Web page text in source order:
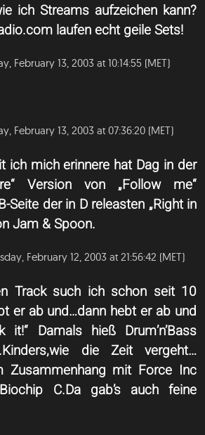
ich Streams aufzeichen kann?
laufen echt geile Sets!
February 13, 2003 at 10:14:55 (MET)
February 13, 2003 at 07:36:20 (MET)
ich mich erinnere hat Dag in der
Version von „Follow me“
Seite der in D releasten „Right in
Jam & Spoon.
February 12, 2003 at 21:56:42 (MET)
Track such ich schon seit 10
er ab und…dann hebt er ab und
it!“ Damals hieß Drum’n’Bass
die Zeit vergeht…
Zusammenhang mit Force Inc
C.Da gab’s auch feine